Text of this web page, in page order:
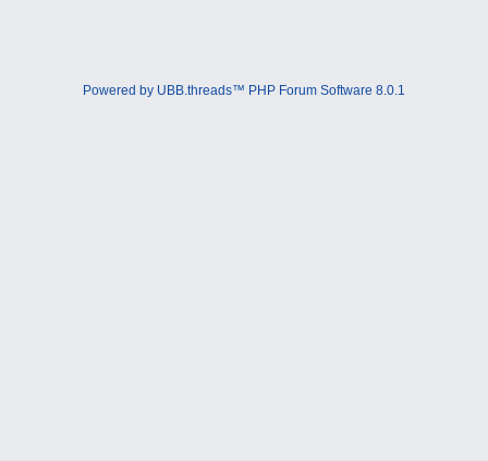
Powered by UBB.threads™ PHP Forum Software 8.0.1